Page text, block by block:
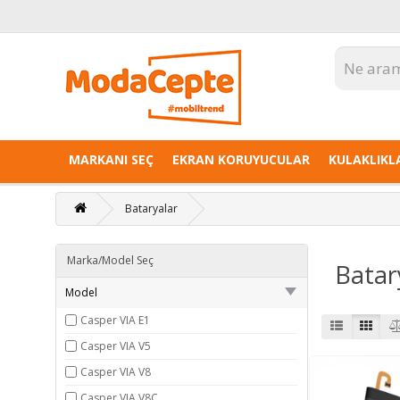
MARKANI SEÇ EKRAN KORUYUCULAR
Bataryalar
Marka/Model Seç
Model
Casper VIA E1
Casper VIA V5
Casper VIA V8